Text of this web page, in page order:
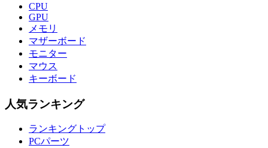
CPU
GPU
メモリ
マザーボード
モニター
マウス
キーボード
人気ランキング
ランキングトップ
PCパーツ